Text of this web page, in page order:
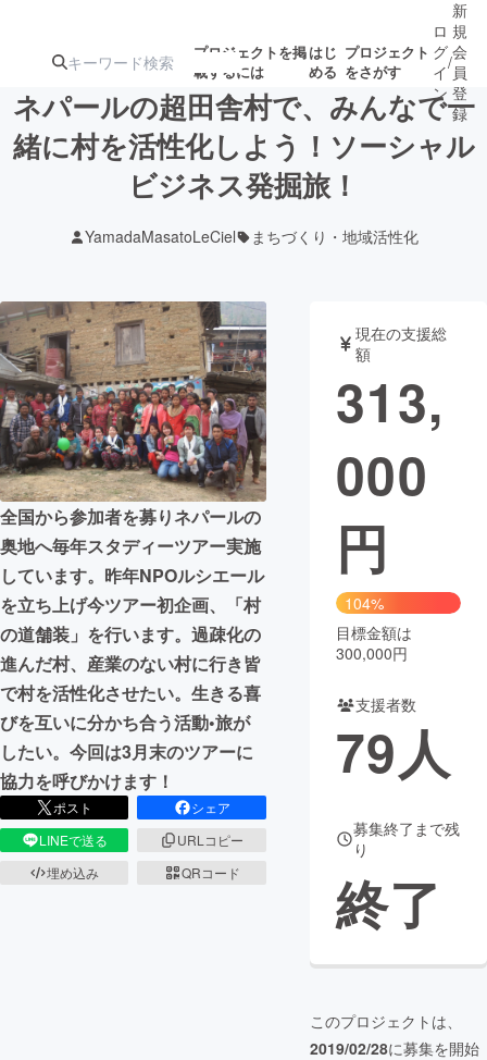
プロジェクトを掲
載するには
はじ
める
プロジェクト
をさがす
注目のリ 注目の新着プロ募集終了が近いプ
テクノロジー・ガジェット
映像・映画 書籍・雑誌
ビジネス・起業 チャレンジ
まちづくり・地域活性化
CAMPFIRE for Social Good
CAMPFIRE Creation
CAMPFIREふるさと納税machi-ya コミュニティ
ロ
グ
イ
ン
/
新
規
会
員
登
録
ネパールの超田舎村で、みんなで一
緒に村を活性化しよう！ソーシャル
ビジネス発掘旅！
YamadaMasatoLeCiel まちづくり・地域活性化
全国から参加者を募りネパールの
奥地へ毎年スタディーツアー実施
しています。昨年NPOルシエール
を立ち上げ今ツアー初企画、「村
の道舗装」を行います。過疎化の
進んだ村、産業のない村に行き皆
で村を活性化させたい。生きる喜
びを互いに分かち合う活動•旅が
したい。今回は3月末のツアーに
協力を呼びかけます！
ポスト
シェア
LINEで送る
URLコピー
埋め込み
QRコード
現在の支援総
額
313,
000
円
104%
目標金額は
300,000円
支援者数
79人
募集終了まで残
り
終了
このプロジェクトは、
2019/02/28に募集を開始